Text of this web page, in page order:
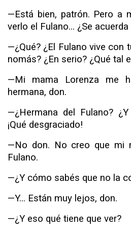
—Está bien, patrón. Pero a
verlo el Fulano... ¿Se acuerda
—¿Qué? ¿El Fulano vive con
nomás? ¿En serio? ¿Qué tal
—Mi mama Lorenza me
hermana, don.
—¿Hermana del Fulano?
¡Qué des­graciado!
—No don. No creo que mi
Fulano.
—¿Y cómo sabés que no la
—Y... Están muy lejos, don.
—¿Y eso qué tiene que ver?